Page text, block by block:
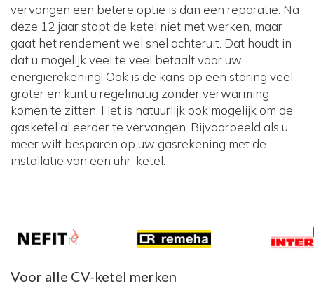
vervangen een betere optie is dan een reparatie. Na
deze 12 jaar stopt de ketel niet met werken, maar
gaat het rendement wel snel achteruit. Dat houdt in
dat u mogelijk veel te veel betaalt voor uw
energierekening! Ook is de kans op een storing veel
groter en kunt u regelmatig zonder verwarming
komen te zitten. Het is natuurlijk ook mogelijk om de
gasketel al eerder te vervangen. Bijvoorbeeld als u
meer wilt besparen op uw gasrekening met de
installatie van een uhr-ketel.
Voor alle CV-ketel merken